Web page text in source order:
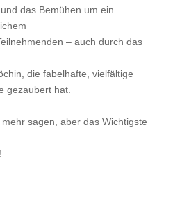
das Bemühen um ein
– auch durch das
die fabelhafte, vielfältige
gezaubert hat.
sagen, aber das Wichtigste